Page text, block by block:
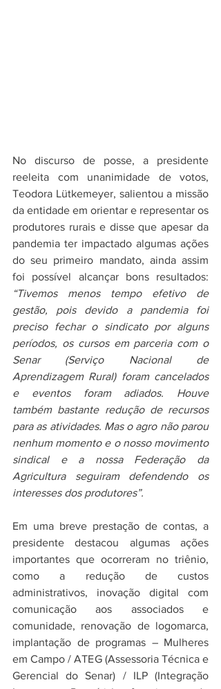
No discurso de posse, a presidente
reeleita com unanimidade de votos,
Teodora Lütkemeyer, salientou a missão
da entidade em orientar e representar os
produtores rurais e disse que apesar da
pandemia ter impactado algumas ações
do seu primeiro mandato, ainda assim
“Tivemos menos tempo efetivo de
gestão, pois devido a pandemia foi
preciso fechar o sindicato por alguns
períodos, os cursos em parceria com o
Senar (Serviço Nacional de
Aprendizagem Rural) foram cancelados
e eventos foram adiados. Houve
também bastante redução de recursos
para as atividades. Mas o agro não parou
nenhum momento e o nosso movimento
sindical e a nossa Federação da
Agricultura seguiram defendendo os
interesses dos produtores”.
Em uma breve prestação de contas, a
presidente destacou algumas ações
importantes que ocorreram no triênio,
como a redução de custos
administrativos, inovação digital com
comunicação aos associados e
comunidade, renovação de logomarca,
implantação de programas – Mulheres
em Campo / ATEG (Assessoria Técnica e
Gerencial do Senar) / ILP (Integração